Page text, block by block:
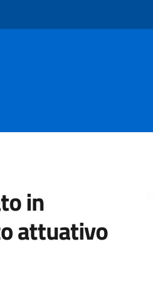
in
attuativo